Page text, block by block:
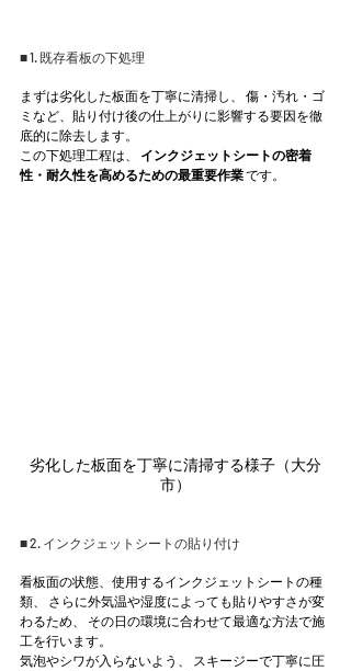
■ 1. 既存看板の下処理
まずは劣化した板面を丁寧に清掃し、 傷・汚れ・ゴ
ミなど、貼り付け後の仕上がりに影響する要因を徹
底的に除去します。
この下処理工程は、 インクジェットシートの密着
性・耐久性を高めるための最重要作業 です。
劣化した板面を丁寧に清掃する様子（大分
市）
■ 2. インクジェットシートの貼り付け
看板面の状態、使用するインクジェットシートの種
類、 さらに外気温や湿度によっても貼りやすさが変
わるため、 その日の環境に合わせて最適な方法で施
工を行います。
気泡やシワが入らないよう、 スキージーで丁寧に圧